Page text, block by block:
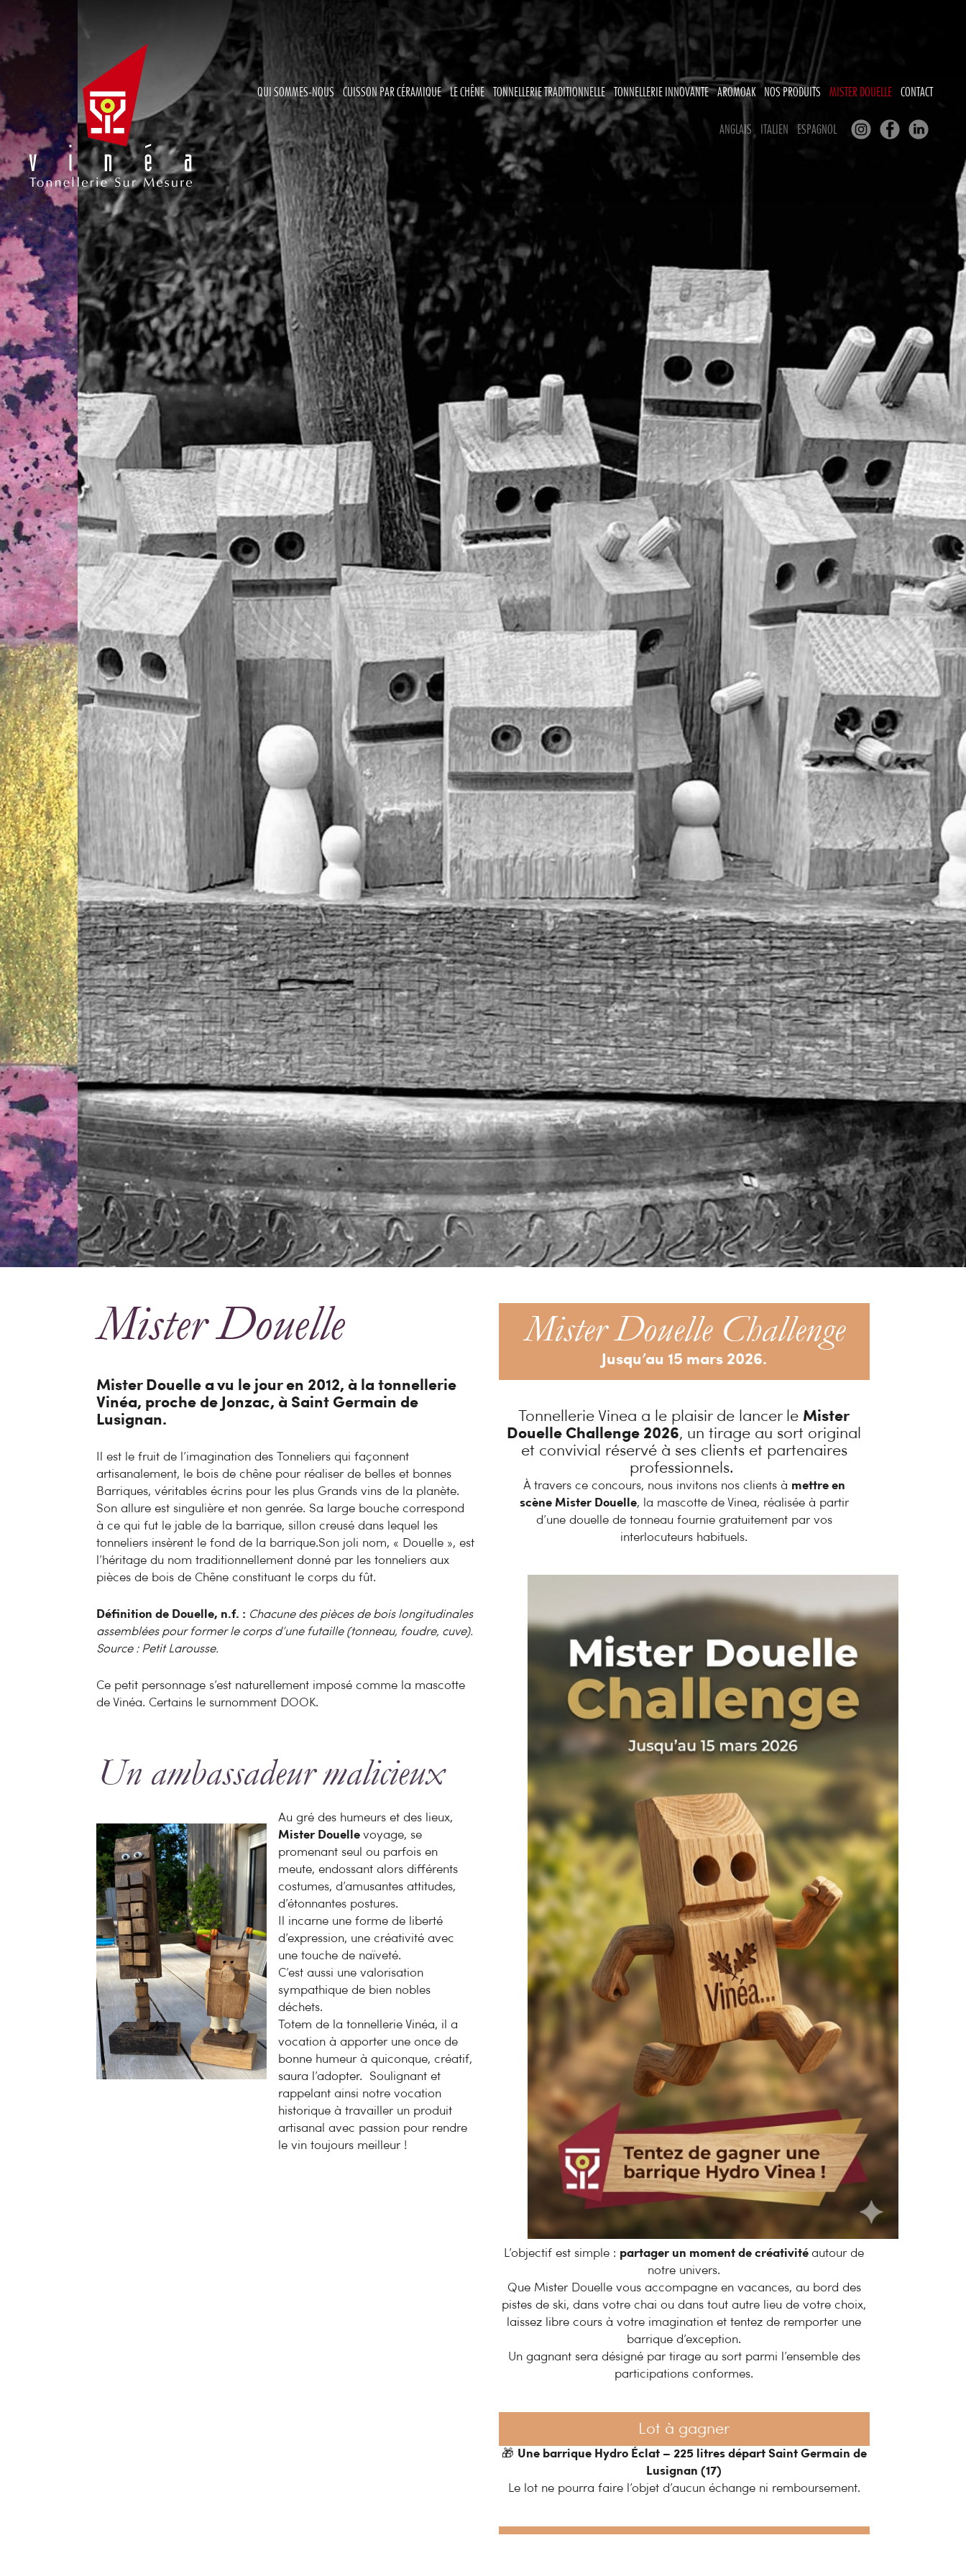
QUI SOMMES-NOUS CUISSON PAR CÉRAMIQUE LE CHÊNE TONNELLERIE TRADITIONNELLE TONNELLERIE INNOVANTE AROMOAK NOS PRODUITS MISTER DOUELLE CONTACT
ANGLAIS ITALIEN ESPAGNOL
Mister Douelle
Mister Douelle a vu le jour en 2012, à la tonnellerie
Vinéa, proche de Jonzac, à Saint Germain de
Lusignan.
Il est le fruit de l’imagination des Tonneliers qui façonnent
artisanalement, le bois de chêne pour réaliser de belles et bonnes
Barriques, véritables écrins pour les plus Grands vins de la planète.
Son allure est singulière et non genrée. Sa large bouche correspond
à ce qui fut le jable de la barrique, sillon creusé dans lequel les
tonneliers insèrent le fond de la barrique.Son joli nom, « Douelle », est
l’héritage du nom traditionnellement donné par les tonneliers aux
pièces de bois de Chêne constituant le corps du fût.
Définition de Douelle, n.f. : Chacune des pièces de bois longitudinales
assemblées pour former le corps d’une futaille (tonneau, foudre, cuve).
Source : Petit Larousse.
Ce petit personnage s’est naturellement imposé comme la mascotte
de Vinéa. Certains le surnomment DOOK.
Un ambassadeur malicieux
Au gré des humeurs et des lieux,
Mister Douellevoyage, se
promenant seul ou parfois en
meute, endossant alors différents
costumes, d’amusantes attitudes,
d’étonnantes postures.
Il incarne une forme de liberté
d’expression, une créativité avec
une touche de naïveté.
C’est aussi une valorisation
sympathique de bien nobles
déchets.
Totem de la tonnellerie Vinéa, il a
vocation à apporter une once de
bonne humeur à quiconque, créatif,
saura l’adopter. Soulignant et
rappelant ainsi notre vocation
historique à travailler un produit
artisanal avec passion pour rendre
le vin toujours meilleur !
Mister Douelle Challenge
Jusqu’au 15 mars 2026.
Tonnellerie Vinea a le plaisir de lancer le Mister
Douelle Challenge 2026, un tirage au sort original
et convivial réservé à ses clients et partenaires
professionnels.
À travers ce concours, nous invitons nos clients à mettre en
scène Mister Douelle, la mascotte de Vinea, réalisée à partir
d’une douelle de tonneau fournie gratuitement par vos
interlocuteurs habituels.
L’objectif est simple : partager un moment de créativitéautour de
notre univers.
Que Mister Douelle vous accompagne en vacances, au bord des
pistes de ski, dans votre chai ou dans tout autre lieu de votre choix,
laissez libre cours à votre imagination et tentez de remporter une
barrique d’exception.
Un gagnant sera désigné par tirage au sort parmi l’ensemble des
participations conformes.
Lot à gagner
🎁 Une barrique Hydro Éclat – 225 litres départ Saint Germain de
Lusignan (17)
Le lot ne pourra faire l’objet d’aucun échange ni remboursement.